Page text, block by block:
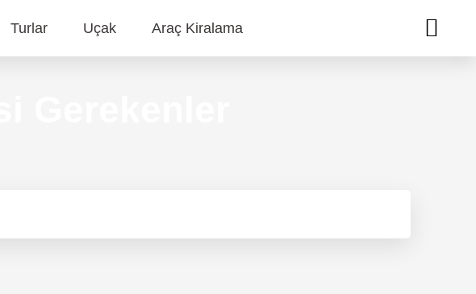
Turlar Uçak Araç Kiralama